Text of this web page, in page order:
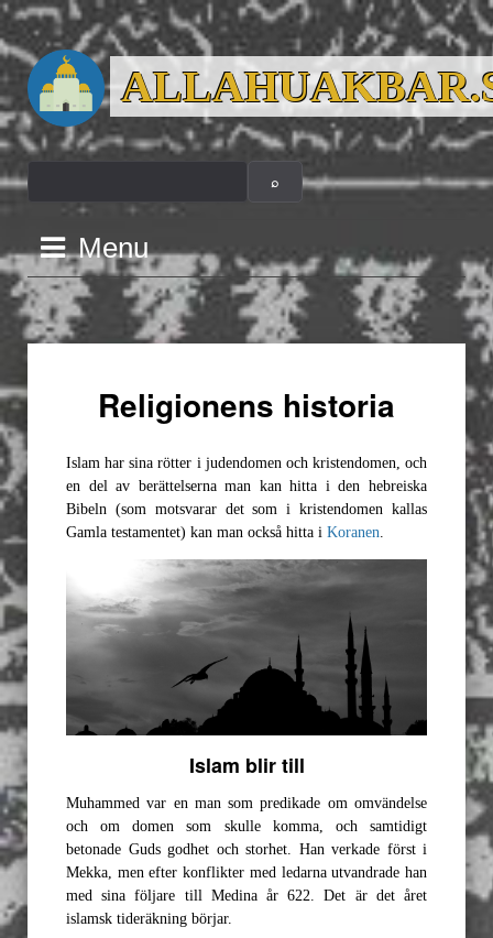
Skip
content
Menu
Religionens historia
Islam har sina rötter i judendomen och kristendomen, och
en del av berättelserna man kan hitta i den hebreiska
Bibeln (som motsvarar det som i kristendomen kallas
Gamla testamentet) kan man också hitta i Koranen.
Islam blir till
Muhammed var en man som predikade om omvändelse
och om domen som skulle komma, och samtidigt
betonade Guds godhet och storhet. Han verkade först i
Mekka, men efter konflikter med ledarna utvandrade han
med sina följare till Medina år 622. Det är det året
islamsk tideräkning börjar.